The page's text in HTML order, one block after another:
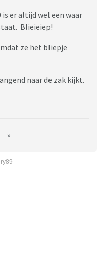
is er altijd wel een waar
Blieieiep!
ze het bliepje
naar de zak kijkt.
»